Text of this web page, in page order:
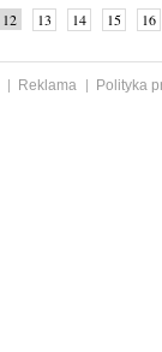
12 13 14 15 16
Reklama
Polityka